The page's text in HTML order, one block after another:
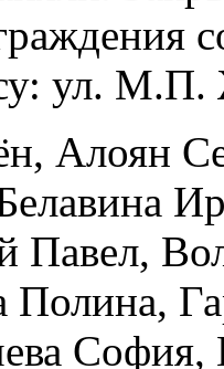
ул. М.П.
Алоян
Павел,
Полина,
София,